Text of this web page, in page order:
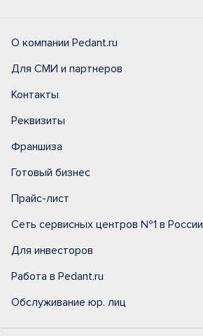
О компании Pedant.ru
Для СМИ и партнеров
Контакты
Реквизиты
Франшиза
Готовый бизнес
Прайс-лист
Сеть сервисных центров №1 в России
Для инвесторов
Работа в Pedant.ru
Обслуживание юр. лиц